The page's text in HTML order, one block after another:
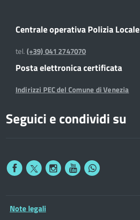
Centrale operativa Polizia Locale
tel.(+39) 041 2747070
Posta elettronica certificata
Indirizzi PEC del Comune di Venezia
Seguici e condividi su
Note legali